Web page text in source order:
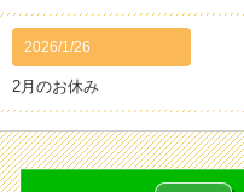
2026/1/26
2月のお休み